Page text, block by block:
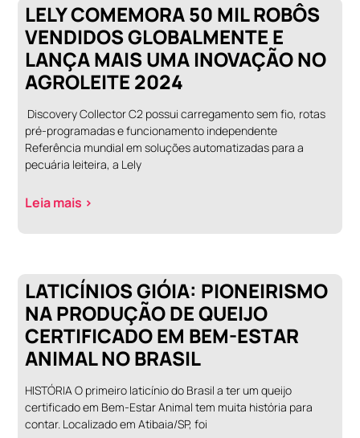
LELY COMEMORA 50 MIL ROBÔS
VENDIDOS GLOBALMENTE E
LANÇA MAIS UMA INOVAÇÃO NO
AGROLEITE 2024
Discovery Collector C2 possui carregamento sem fio, rotas
pré-programadas e funcionamento independente
Referência mundial em soluções automatizadas para a
pecuária leiteira, a Lely
Leia mais >
LATICÍNIOS GIÓIA: PIONEIRISMO
NA PRODUÇÃO DE QUEIJO
CERTIFICADO EM BEM-ESTAR
ANIMAL NO BRASIL
HISTÓRIA O primeiro laticínio do Brasil a ter um queijo
certificado em Bem-Estar Animal tem muita história para
contar. Localizado em Atibaia/SP, foi